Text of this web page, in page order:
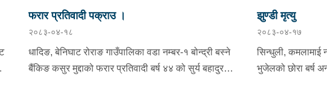
फरार प्रतिवादी पक्राउ ।
२०८३-०४-१८
धादिङ, बेनिघाट रोराङ गाउँपालिका वडा नम्बर-१ बोन्द्री बस्ने
बैंकिङ कसुर मुद्दाको फरार प्रतिवादी बर्ष ४४ को सुर्य बहादुर
झुण्डी मृत्यु
२०८३-०४-१७
सिन्धुली, कमलामाई
भुजेलको छोरा बर्ष